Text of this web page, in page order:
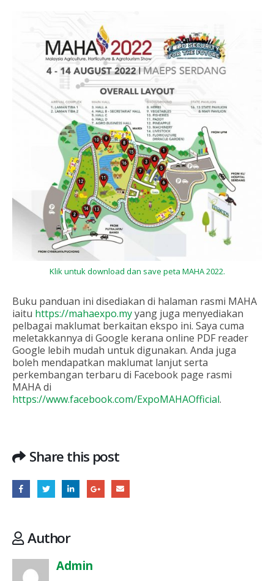
Klik untuk download dan save peta MAHA 2022.
Buku panduan ini disediakan di halaman rasmi MAHA
iaitu https://mahaexpo.myyang juga menyediakan
pelbagai maklumat berkaitan ekspo ini. Saya cuma
meletakkannya di Google kerana online PDF reader
Google lebih mudah untuk digunakan. Anda juga
boleh mendapatkan maklumat lanjut serta
perkembangan terbaru di Facebook page rasmi
MAHA di
https://www.facebook.com/ExpoMAHAOfficial.
Share this post
Author
Admin